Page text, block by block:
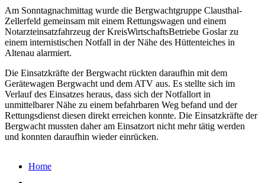
Am Sonntagnachmittag wurde die Bergwachtgruppe Clausthal-
Zellerfeld gemeinsam mit einem Rettungswagen und einem
Notarzteinsatzfahrzeug der KreisWirtschaftsBetriebe Goslar zu
einem internistischen Notfall in der Nähe des Hüttenteiches in
Altenau alarmiert.
Die Einsatzkräfte der Bergwacht rückten daraufhin mit dem
Gerätewagen Bergwacht und dem ATV aus. Es stellte sich im
Verlauf des Einsatzes heraus, dass sich der Notfallort in
unmittelbarer Nähe zu einem befahrbaren Weg befand und der
Rettungsdienst diesen direkt erreichen konnte. Die Einsatzkräfte der
Bergwacht mussten daher am Einsatzort nicht mehr tätig werden
und konnten daraufhin wieder einrücken.
Home